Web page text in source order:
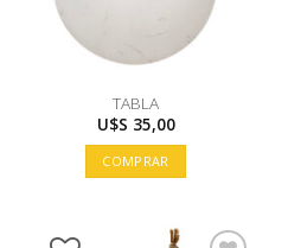
TABLA
U$S 35,00
COMPRAR